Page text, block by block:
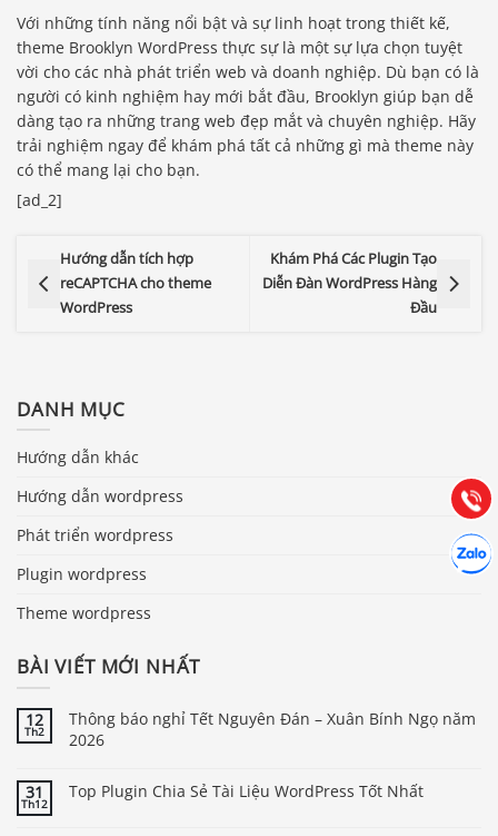
Với những tính năng nổi bật và sự linh hoạt trong thiết kế,
theme Brooklyn WordPress thực sự là một sự lựa chọn tuyệt
vời cho các nhà phát triển web và doanh nghiệp. Dù bạn có là
người có kinh nghiệm hay mới bắt đầu, Brooklyn giúp bạn dễ
dàng tạo ra những trang web đẹp mắt và chuyên nghiệp. Hãy
trải nghiệm ngay để khám phá tất cả những gì mà theme này
có thể mang lại cho bạn.
[ad_2]
Hướng dẫn tích hợp
reCAPTCHA cho theme
WordPress
Khám Phá Các Plugin Tạo
Diễn Đàn WordPress Hàng
Đầu
DANH MỤC
Hướng dẫn khác
Hướng dẫn wordpress
Phát triển wordpress
Plugin wordpress
Theme wordpress
BÀI VIẾT MỚI NHẤT
12
Th2
Thông báo nghỉ Tết Nguyên Đán – Xuân Bính Ngọ năm
2026
31
Th12
Top Plugin Chia Sẻ Tài Liệu WordPress Tốt Nhất
Gọi
(028) 22.166.144
Chát